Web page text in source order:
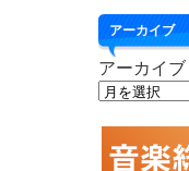
アーカイブ
アーカイブ